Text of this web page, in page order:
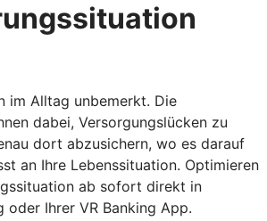
im Alltag unbemerkt. Die
dabei, Versorgungslücken zu
dort abzusichern, wo es darauf
an Ihre Lebenssituation. Optimieren
ab sofort direkt in
oder Ihrer VR Banking App.